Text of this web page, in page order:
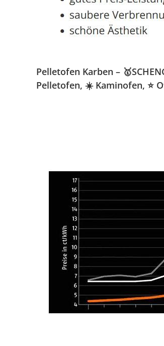
Pelletofen Karben –
Pelletofen, ☀️ Kaminofen, ⭐